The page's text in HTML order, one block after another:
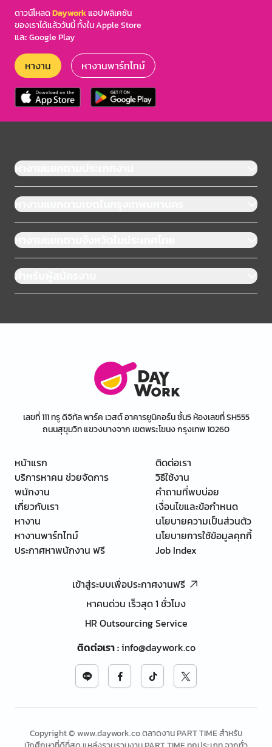
ดาวน์โหลดDayworkแอปพลิเคชัน
ของเราได้แล้ววันนี้ ทั้งใน Apple Store
และ Google Play
หางาน หางานพาร์ทไทม์
หางานแยกตามประเภทงาน
หางานแยกตามเขตในกรุงเทพมหานคร
หางานแยกตามจังหวัดในประเทศไทย
สำหรับผู้สมัครงาน
เลขที่ 111 ทรู ดิจิทัล พาร์ค เวสต์ อาคารยูนิคอร์น ชั้น5 ห้องเลขที่ SH555
ถนนสุขุมวิท แขวงบางจาก เขตพระโขนง กรุงเทพ 10260
หน้าแรก
บริการหาคน ช่วยจัดการ
พนักงาน
เกี่ยวกับเรา
หางาน
หางานพาร์ทไทม์
ประกาศหาพนักงาน ฟรี
ติดต่อเรา
วิธีใช้งาน
คำถามที่พบบ่อย
เงื่อนไขและข้อกำหนด
นโยบายความเป็นส่วนตัว
นโยบายการใช้ข้อมูลคุกกี้
Job Index
เข้าสู่ระบบเพื่อประกาศงานฟรี
หาคนด่วน เร็วสุด 1 ชั่วโมง
HR Outsourcing Service
ติดต่อเรา:info@daywork.co
Copyright © www.daywork.co ตลาดงาน PART TIME สำหรับ